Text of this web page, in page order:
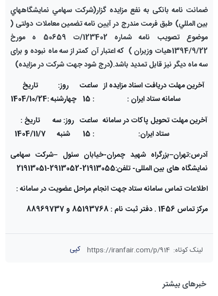
ضمانت نامه بانکی به نفع مزایده گزار(شركت سهامي نمايشگاههاي
بين المللي) طبق فرمت مندرج در آیین نامه تضمین معاملات دولتی (
موضوع تصویب نامه شماره 123402/ت 50659 ه مورخ
1394/9/22هیات وزیران )
كه اعتبار آن كمتر از سه ماه نبوده و برای
سه ماه دیگر نیز قابل تمدید باشد.(درج شود جهت شرکت در مزایده)
آخرین مهلت دریافت اسناد مزایده از
سامانه ستاد ایران :
ساعت
: 15
روز:
چهارشنبه
تاریخ
:1404/10/24
آخرین مهلت تحویل پاکات در سامانه
ستاد ایران:
ساعت
: 15
روز: سه
شنبه
تاریخ :
1404/11/7
آدرس:تهران–بزرگراه شهید چمران-خیابان سئول –شرکت سهامی
نمایشگاه های بین المللی- تلفن:21913055-2913052-21913051
اطلاعات تماس سامانه ستاد جهت انجام مراحل عضویت در سامانه :
مرکز تماس 1456 . دفتر ثبت نام : 85193768 و 88969737
لینک کوتاه:
https://iranfair.com/p/914 کپی
خبرهای بیشتر